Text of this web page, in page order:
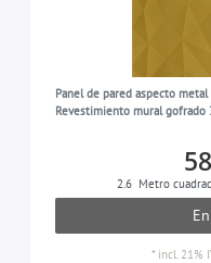
Panel de pared aspecto
Revestimiento mural gofrado
2.6 Metro
* incl. 21%